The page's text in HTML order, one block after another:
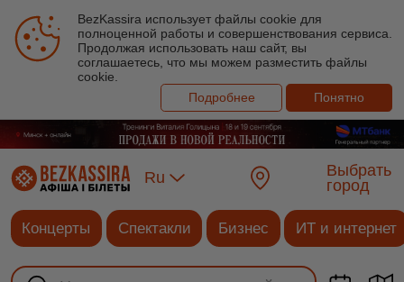
BezKassira использует файлы cookie для
полноценной работы и совершенствования сервиса.
Продолжая использовать наш сайт, вы
соглашаетесь, что мы можем разместить файлы
cookie.
Подробнее
Понятно
Ru
Выбрать
город
Концерты Спектакли Бизнес ИТ и интернет